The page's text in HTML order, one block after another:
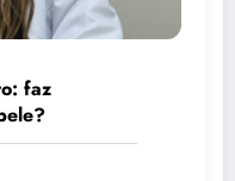
faz